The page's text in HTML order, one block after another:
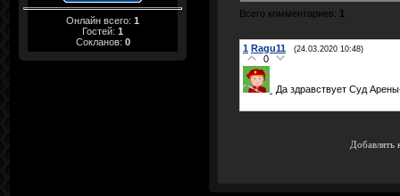
Онлайн всего: 1
Гостей: 1
Сокланов: 0
Всего комментариев: 1
1 Ragu11 (24.03.2020 10:48)
0
Да здравствует Суд
Добавлять